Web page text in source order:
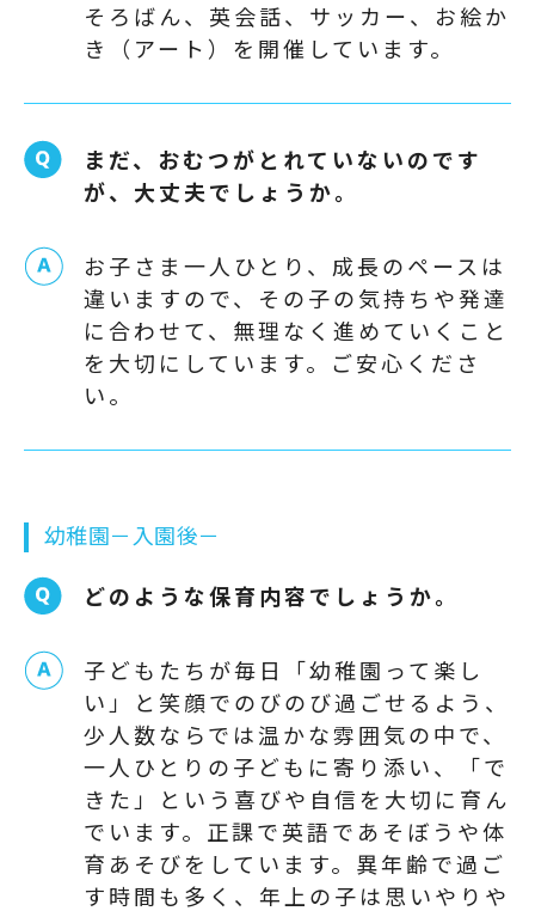
そろばん、英会話、サッカー、お絵か
き（アート）を開催しています。
まだ、おむつがとれていないのです
が、大丈夫でしょうか。
お子さま一人ひとり、成長のペースは
違いますので、その子の気持ちや発達
に合わせて、無理なく進めていくこと
を大切にしています。ご安心くださ
い。
幼稚園－入園後－
どのような保育内容でしょうか。
子どもたちが毎日「幼稚園って楽し
い」と笑顔でのびのび過ごせるよう、
少人数ならでは温かな雰囲気の中で、
一人ひとりの子どもに寄り添い、「で
きた」という喜びや自信を大切に育ん
でいます。正課で英語であそぼうや体
育あそびをしています。異年齢で過ご
す時間も多く、年上の子は思いやりや